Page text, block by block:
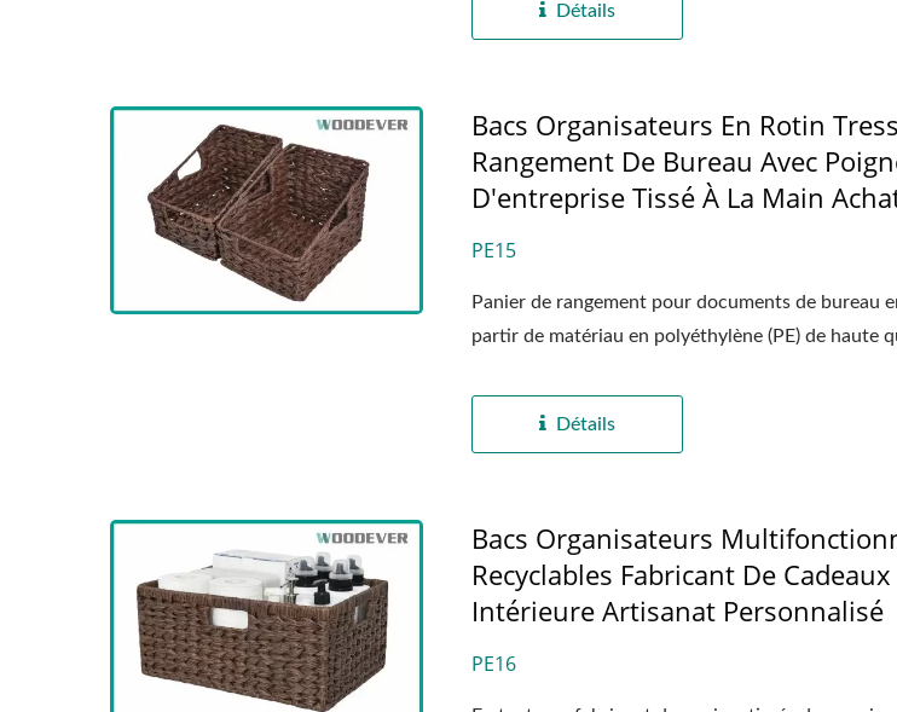
Détails
Bacs Organisateurs En Rotin
Rangement De Bureau Avec
D'entreprise Tissé À La Main
PE15
Panier de rangement pour documents de bureau
partir de matériau en polyéthylène (PE) de haute
Détails
Bacs Organisateurs
Recyclables Fabricant De
Intérieure Artisanat Personnalisé
PE16